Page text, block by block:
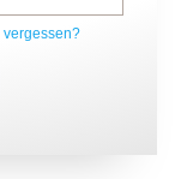
vergessen?